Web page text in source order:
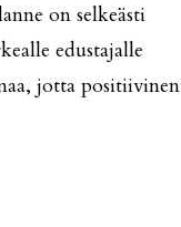
on selkeästi
edustajalle
jotta positiivinen